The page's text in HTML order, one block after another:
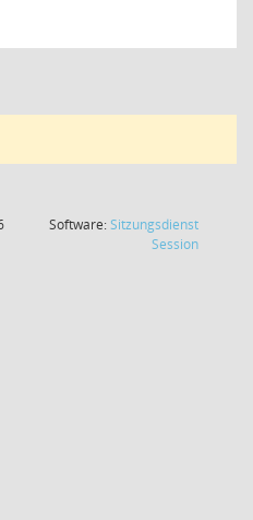
Software:Sitzungsdienst
Session(Wird in